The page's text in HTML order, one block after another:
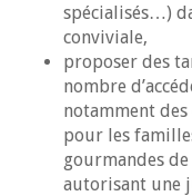
spécialisés…)
conviviale,
proposer des
nombre
notamment
pour les
gourmandes
autorisant une